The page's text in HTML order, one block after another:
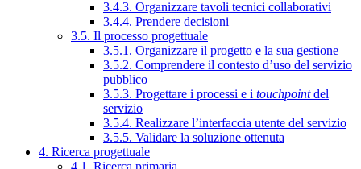
3.4.3. Organizzare tavoli tecnici collaborativi
3.4.4. Prendere decisioni
3.5. Il processo progettuale
3.5.1. Organizzare il progetto e la sua gestione
3.5.2. Comprendere il contesto d’uso del servizio
pubblico
3.5.3. Progettare i processi e i touchpointdel
servizio
3.5.4. Realizzare l’interfaccia utente del servizio
3.5.5. Validare la soluzione ottenuta
4. Ricerca progettuale
4.1. Ricerca primaria